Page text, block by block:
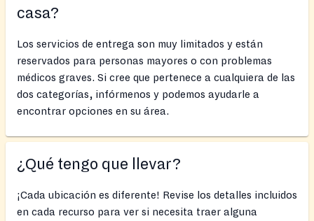
casa?
Los servicios de entrega son muy limitados y están
reservados para personas mayores o con problemas
médicos graves. Si cree que pertenece a cualquiera de las
dos categorías, infórmenos y podemos ayudarle a
encontrar opciones en su área.
¿Qué tengo que llevar?
¡Cada ubicación es diferente! Revise los detalles incluidos
en cada recurso para ver si necesita traer alguna